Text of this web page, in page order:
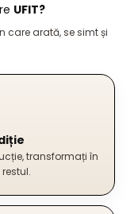
UFIT?
care arată, se simt și
transformați în